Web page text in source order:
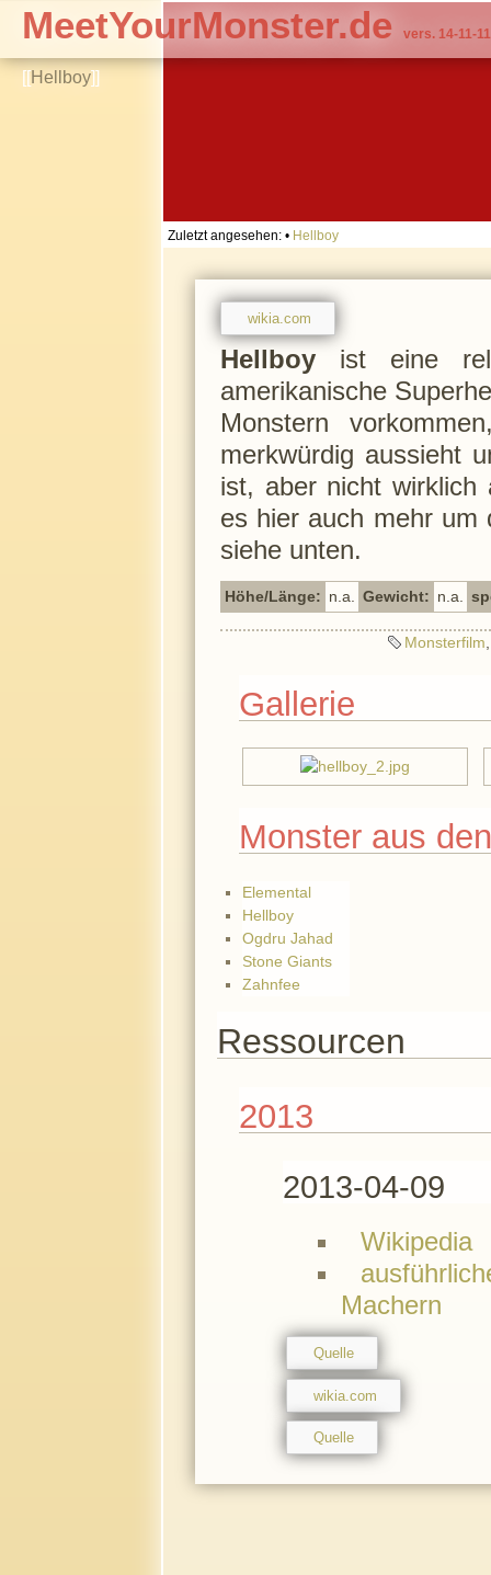
[[Hellboy]]
MeetYourMonster.de vers. 14-11-11
Zuletzt angesehen: • Hellboy
wikia.com
Hellboyist eine
amerikanische
Monstern
merkwürdig aussieht
ist, aber nicht wirklich
es hier auch mehr
siehe unten.
Höhe/Länge: n.a. Gewicht: n.a.
Monsterfilm
Gallerie
Monster aus
Elemental
Hellboy
Ogdru Jahad
Stone Giants
Zahnfee
Ressourcen
2013
2013-04-09
Wikipedia
Machern
Quelle
wikia.com
Quelle